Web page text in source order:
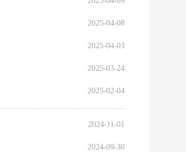
2025-04-08
2025-04-03
2025-03-24
2025-02-04
2024-11-01
2024-09-30